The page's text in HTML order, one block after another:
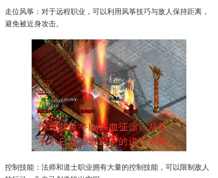
走位风筝：对于远程职业，可以利用风筝技巧与敌人保持距离，
避免被近身攻击。
控制技能：法师和道士职业拥有大量的控制技能，可以限制敌人